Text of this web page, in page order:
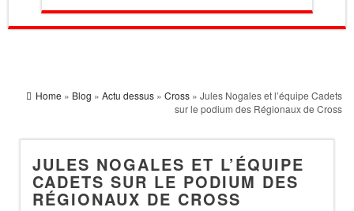
Home » Blog » Actu dessus » Cross » Jules Nogales et l’équipe Cadets
sur le podium des Régionaux de Cross
JULES NOGALES ET L’ÉQUIPE
CADETS SUR LE PODIUM DES
RÉGIONAUX DE CROSS